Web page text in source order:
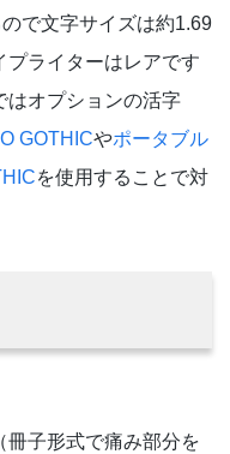
で文字サイズは約1.69
プライターはレアです
はオプションの活字
GOTHICやポータブル
を使用することで対
冊子形式で痛み部分を